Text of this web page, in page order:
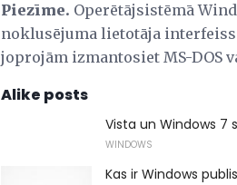
Piezīme. Operētājsistēmā
noklusējuma lietotāja
joprojām izmantosiet MS-DOS
Alike posts
Vista un Windows 7
WINDOWS
Kas ir Windows